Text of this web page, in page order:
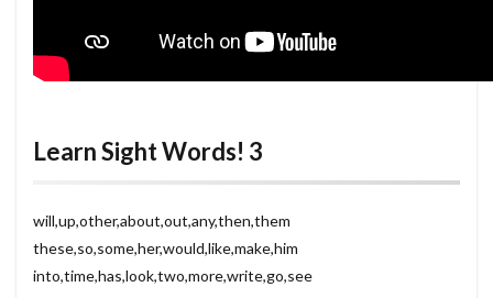
Learn Sight Words! 3
will,up,other,about,out,any,then,them
these,so,some,her,would,like,make,him
into,time,has,look,two,more,write,go,see